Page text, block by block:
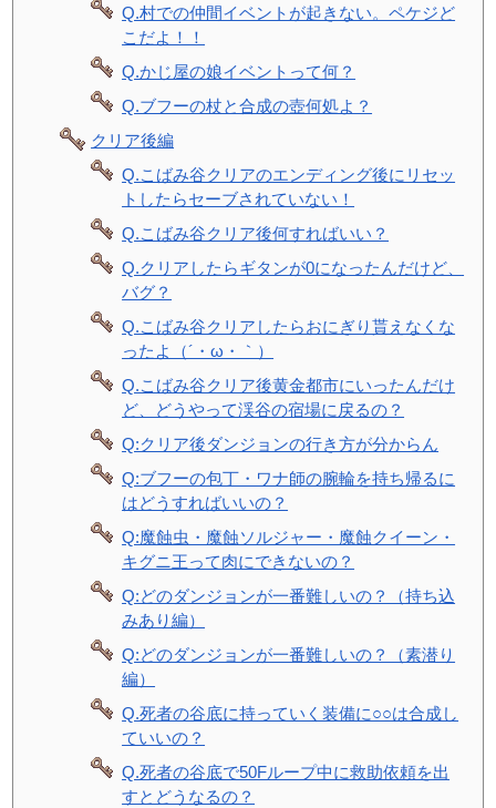
Q.村での仲間イベントが起きない。ペケジど
こだよ！！
Q.かじ屋の娘イベントって何？
Q.ブフーの杖と合成の壺何処よ？
クリア後編
Q.こばみ谷クリアのエンディング後にリセッ
トしたらセーブされていない！
Q.こばみ谷クリア後何すればいい？
Q.クリアしたらギタンが0になったんだけど、
バグ？
Q.こばみ谷クリアしたらおにぎり貰えなくな
ったよ（´・ω・｀）
Q.こばみ谷クリア後黄金都市にいったんだけ
ど、どうやって渓谷の宿場に戻るの？
Q:クリア後ダンジョンの行き方が分からん
Q:ブフーの包丁・ワナ師の腕輪を持ち帰るに
はどうすればいいの？
Q:魔蝕虫・魔蝕ソルジャー・魔蝕クイーン・
キグニ王って肉にできないの？
Q:どのダンジョンが一番難しいの？（持ち込
みあり編）
Q:どのダンジョンが一番難しいの？（素潜り
編）
Q.死者の谷底に持っていく装備に○○は合成し
ていいの？
Q.死者の谷底で50Fループ中に救助依頼を出
すとどうなるの？